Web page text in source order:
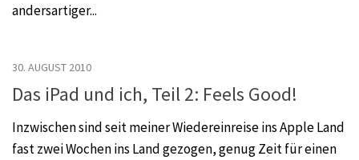
andersartiger...
30. AUGUST 2010
Das iPad und ich, Teil 2: Feels Good!
Inzwischen sind seit meiner Wiedereinreise ins Apple Land
fast zwei Wochen ins Land gezogen, genug Zeit für einen